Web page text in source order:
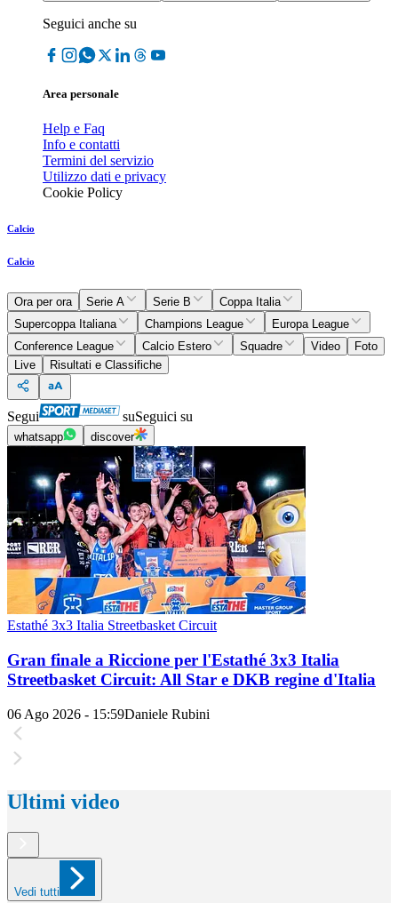
Seguici anche su
Area personale
Help e Faq
Info e contatti
Termini del servizio
Utilizzo dati e privacy
Cookie Policy
Calcio
Calcio
Ora per ora Serie A Serie B
Coppa Italia
Supercoppa Italiana
Champions League
Europa League
Conference League
Calcio Estero Squadre Video
Foto
Live
Risultati e Classifiche
Segui suSeguici su
whatsapp discover
Estathé 3x3 Italia Streetbasket Circuit
Gran finale a Riccione per l'Estathé 3x3 Italia
Streetbasket Circuit: All Star e DKB regine d'Italia
06 Ago 2026 - 15:59Daniele Rubini
Ultimi video
Vedi tutti